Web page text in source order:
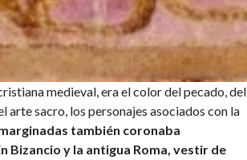
medieval, era el color del pecado, del
sacro, los personajes asociados con la
también coronaba
Bizancio y la antigua Roma, vestir de